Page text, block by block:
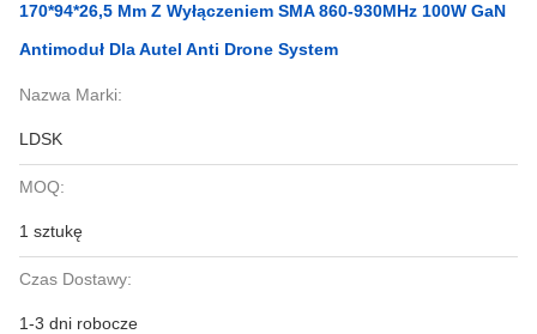
170*94*26,5 Mm Z Wyłączeniem SMA 860-930MHz 100W GaN
Antimoduł Dla Autel Anti Drone System
Nazwa Marki:
LDSK
MOQ:
1 sztukę
Czas Dostawy:
1-3 dni robocze